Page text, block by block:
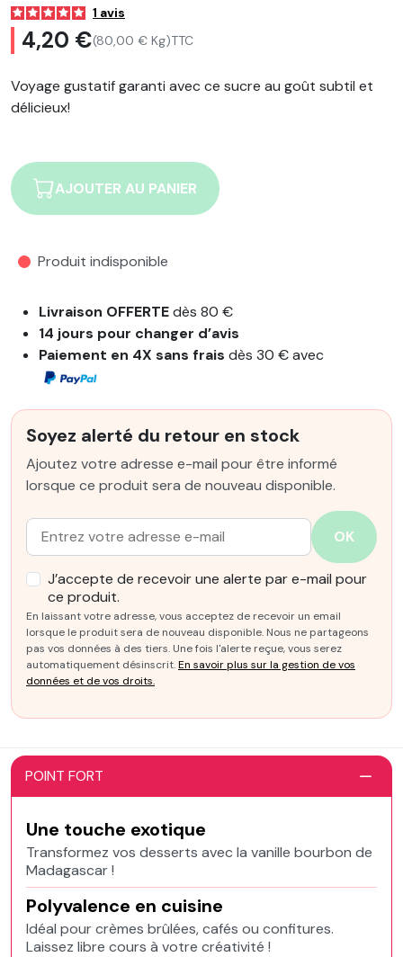
1 avis
4,20 €(80,00 € Kg)TTC
Voyage gustatif garanti avec ce sucre au goût subtil et
délicieux!
AJOUTER AU PANIER
Produit indisponible
Livraison OFFERTEdès 80 €
14 jours pour changer d’avis
Paiement en 4X sans fraisdès 30 € avec
Soyez alerté du retour en stock
Ajoutez votre adresse e-mail pour être informé
lorsque ce produit sera de nouveau disponible.
Email :
OK
J’accepte de recevoir une alerte par e-mail pour
ce produit.
En laissant votre adresse, vous acceptez de recevoir un email
lorsque le produit sera de nouveau disponible. Nous ne partageons
pas vos données à des tiers. Une fois l'alerte reçue, vous serez
automatiquement désinscrit.En savoir plus sur la gestion de vos
données et de vos droits.
POINT FORT
Une touche exotique
Transformez vos desserts avec la vanille bourbon de
Madagascar !
Polyvalence en cuisine
Idéal pour crèmes brûlées, cafés ou confitures.
Laissez libre cours à votre créativité !